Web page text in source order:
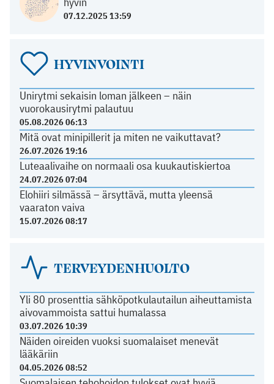
07.12.2025 13:59
HYVINVOINTI
Unirytmi sekaisin loman jälkeen – näin
vuorokausirytmi palautuu
05.08.2026 06:13
Mitä ovat minipillerit ja miten ne vaikuttavat?
26.07.2026 19:16
Luteaalivaihe on normaali osa kuukautiskiertoa
24.07.2026 07:04
Elohiiri silmässä – ärsyttävä, mutta yleensä
vaaraton vaiva
15.07.2026 08:17
TERVEYDENHUOLTO
Yli 80 prosenttia sähköpotkulautailun aiheuttamista
aivovammoista sattui humalassa
03.07.2026 10:39
Näiden oireiden vuoksi suomalaiset menevät
lääkäriin
04.05.2026 08:52